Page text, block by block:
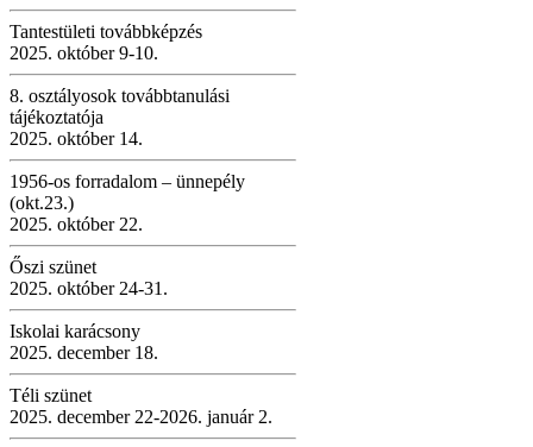
Tantestületi továbbképzés
2025. október 9-10.
8. osztályosok továbbtanulási
tájékoztatója
2025. október 14.
1956-os forradalom – ünnepély
(okt.23.)
2025. október 22.
Őszi szünet
2025. október 24-31.
Iskolai karácsony
2025. december 18.
Téli szünet
2025. december 22-2026. január 2.